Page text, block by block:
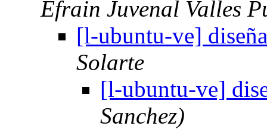
Efrain Juvenal Valles
[l-ubuntu-ve]
Solarte
[l-ubuntu-ve]
Sanchez)